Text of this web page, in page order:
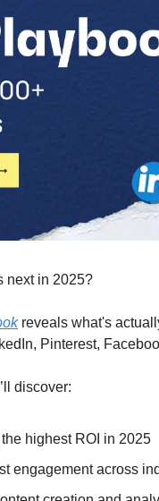
next in 2025?
reveals what's
Pinterest,
discover:
highest ROI in 2025
engagement across